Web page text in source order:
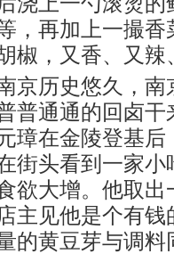
，再加上一撮
椒，又香、又
京历史悠久，
普通通的回卤
璋在金陵登基
街头看到一家
欲大增。他取
主见他是个有
的黄豆芽与调